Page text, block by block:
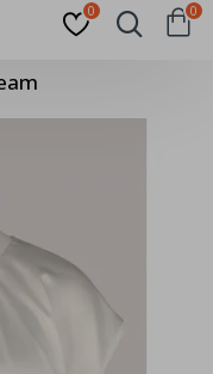
0 0
Pune o Intrebare